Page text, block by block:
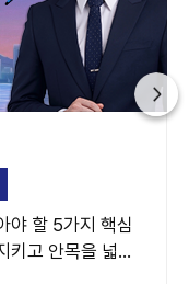
야 할 5가지 핵심
키고 안목을 넓혀